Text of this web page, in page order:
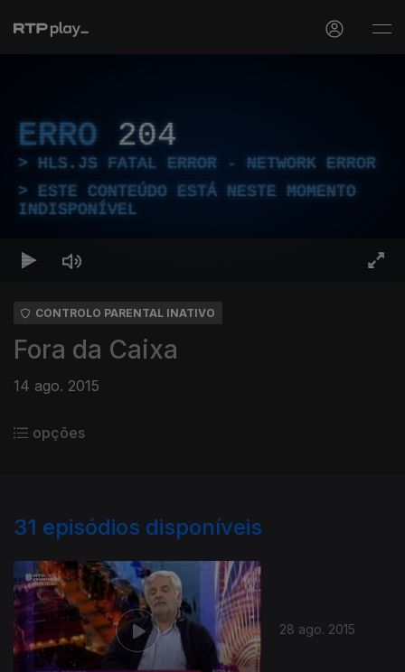
ERRO 204
HLS.JS FATAL ERROR - NETWORK ERROR
ESTE CONTEÚDO ESTÁ NESTE MOMENTO
INDISPONÍVEL
CONTROLO PARENTAL INATIVO
Fora da Caixa
14 ago. 2015
opções
31 episódios disponíveis
28 ago. 2015